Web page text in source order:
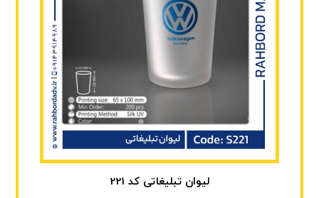
لیوان تبلیغاتی کد 221